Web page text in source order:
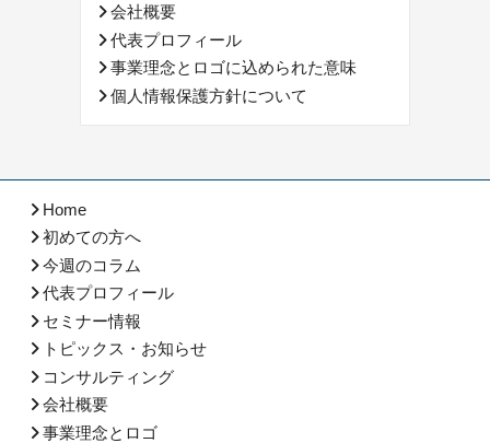
会社概要
代表プロフィール
事業理念とロゴに込められた意味
個人情報保護方針について
Home
初めての方へ
今週のコラム
代表プロフィール
セミナー情報
トピックス・お知らせ
コンサルティング
会社概要
事業理念とロゴ